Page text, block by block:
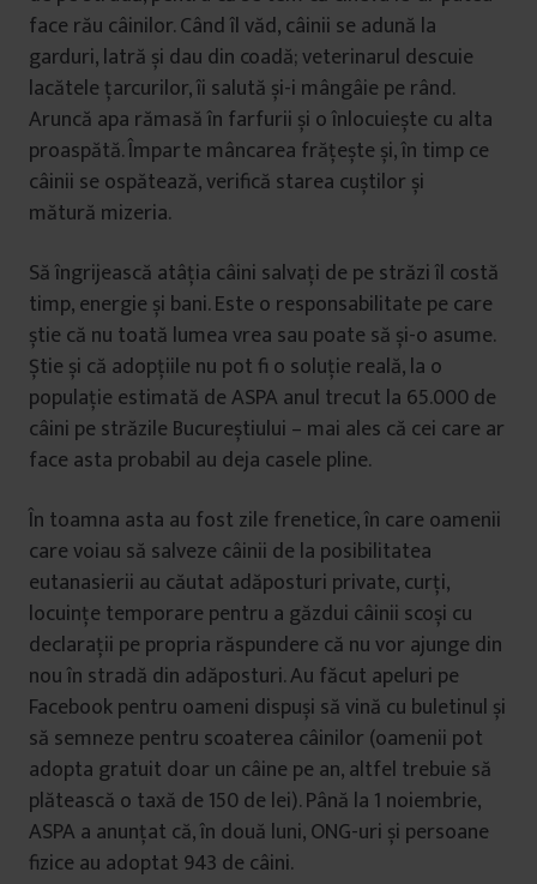
face rău câinilor. Când îl văd, câinii se adună la
garduri, latră și dau din coadă; veterinarul descuie
lacătele țarcurilor, îi salută și-i mângâie pe rând.
Aruncă apa rămasă în farfurii și o înlocuiește cu alta
proaspătă. Împarte mâncarea frățește și, în timp ce
câinii se ospătează, verifică starea cuștilor și
mătură mizeria.
Să îngrijească atâția câini salvați de pe străzi îl costă
timp, energie și bani. Este o responsabilitate pe care
știe că nu toată lumea vrea sau poate să și-o asume.
Știe și că adopțiile nu pot fi o soluție reală, la o
populație estimată de ASPA anul trecut la 65.000 de
câini pe străzile Bucureștiului – mai ales că cei care ar
face asta probabil au deja casele pline.
În toamna asta au fost zile frenetice, în care oamenii
care voiau să salveze câinii de la posibilitatea
eutanasierii au căutat adăposturi private, curți,
locuințe temporare pentru a găzdui câinii scoși cu
declarații pe propria răspundere că nu vor ajunge din
nou în stradă din adăposturi. Au făcut apeluri pe
Facebook pentru oameni dispuși să vină cu buletinul și
să semneze pentru scoaterea câinilor (oamenii pot
adopta gratuit doar un câine pe an, altfel trebuie să
plătească o taxă de 150 de lei). Până la 1 noiembrie,
ASPA a anunțat că, în două luni, ONG-uri și persoane
fizice au adoptat 943 de câini.